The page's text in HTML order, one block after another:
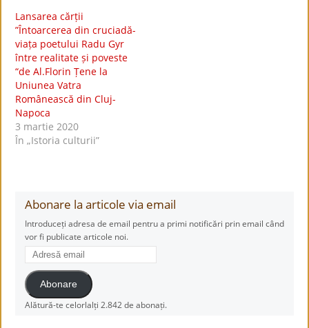
Lansarea cărții
”Întoarcerea din cruciadă-
viața poetului Radu Gyr
între realitate și poveste
“de Al.Florin Țene la
Uniunea Vatra
Românească din Cluj-
Napoca
3 martie 2020
În „Istoria culturii”
Abonare la articole via email
Introduceți adresa de email pentru a primi notificări prin email când
vor fi publicate articole noi.
Adresă
email
Abonare
Alătură-te celorlalți 2.842 de abonați.